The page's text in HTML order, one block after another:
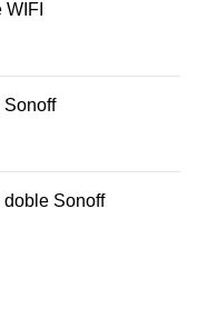
Sonoff
Sonoff